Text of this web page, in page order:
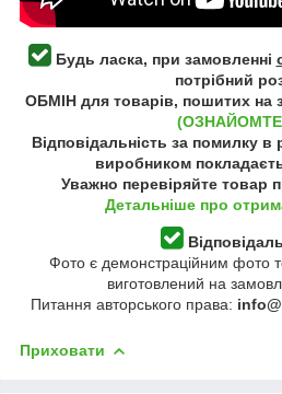
Будь ласка, при замовленні
потрібний
ОБМІН для товарів, пошитих на
Відповідальність за помилку в
виробником
Уважно перевіряйте товар
Детальніше про
Фото є демонстраційним фото
виготовлений на
Питання авторського права:
Приховати